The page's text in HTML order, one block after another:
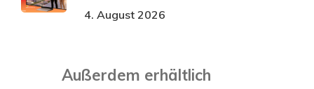
4. August 2026
Außerdem erhältlich